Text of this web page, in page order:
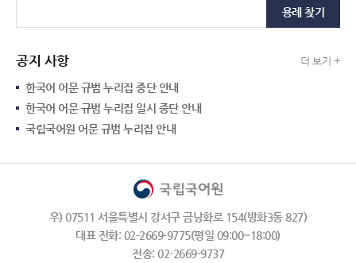
용례 찾기
공지 사항 더 보기 +
한국어 어문 규범 누리집 중단 안내
한국어 어문 규범 누리집 일시 중단 안내
국립국어원 어문 규범 누리집 안내
우) 07511 서울특별시 강서구 금낭화로 154(방화3동 827)
대표 전화: 02-2669-9775(평일 09:00~18:00)
전송: 02-2669-9737